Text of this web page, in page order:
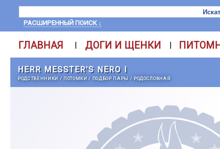
РАСШИРЕННЫЙ ПОИСК ↓
ГЛАВНАЯ | ДОГИ И ЩЕНКИ |
HERR MESSTER'S NERO I
РОДСТВЕННИКИ / ПОТОМКИ/ ПОДБОР ПАРЫ / РОДОСЛОВНАЯ